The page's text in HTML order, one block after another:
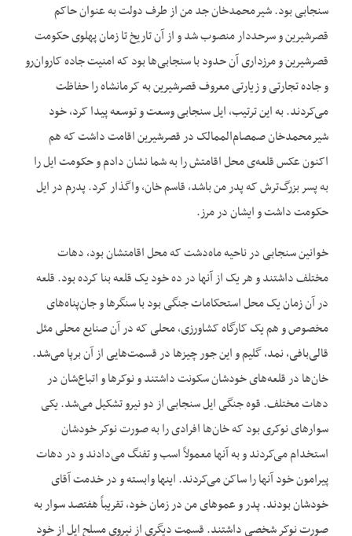
سنجابی بود. شیرمحمد‌خان جد من از طرف دولت به عنوان حاکم
قصرشیرین و سرحددار منصوب شد و از آن تاریخ تا زمان پهلوی حکومت
قصرشیرین و مرزداری آن حدود با سنجابی‌‌ها بود که امنیت جاده کاروان‌رو
و جاده تجارتی و زیارتی معروف قصرشیرین به کرمانشاه را حفاظت
می‌‌کردند. به این ترتیب، ایل سنجابی وسعت و توسعه پیدا کرد، خود
شیرمحمدخان صمصام‌‌الممالک در قصرشیرین اقامت داشت که هم
اکنون عکس قلعه‌‌ی محل اقامتش را به شما نشان دادم و حکومت ایل را
به پسر بزرگ‌‌ترش که پدر من باشد، قاسم خان، واگذار کرد. پدرم در ایل
حکومت داشت و ایشان در مرز.
خوانین سنجابی در ناحیه ماه‌‌دشت که محل اقامتشان بود، دهات
مختلف داشتند و هر یک از آنها در ده خود یک قلعه بنا کرده بود. قلعه
در آن زمان یک محل استحکامات جنگی بود با سنگرها و جان‌‌پناه‌‌های
مخصوص و هم یک کارگاه کشاورزی، محلی که در آن صنایع محلی مثل
قالی‌بافی، نمد، گلیم و این جور چیزها در قسمت‌‌هایی از آن برپا می‌‌شد.
خان‌‌ها در قلعه‌‌های خودشان سکونت داشتند و نوکرها و اتباع‌‌شان در
دهات مختلف. قوه جنگی ایل سنجابی از دو نیرو تشکیل می‌‌شد. یکی
سوارهای نوکری بود که خان‌‌ها افرادی را به صورت نوکر خودشان
استخدام می‌‌کردند و به آنها معمولاً اسب و تفنگ می‌‌دادند و در دهات
پیرامون خود آنها را ساکن می‌‌کردند. اینها وابسته و در خدمت آقای
خودشان بودند. پدر و عموهای من در زمان خود، تقریباً هفتصد سوار به
صورت نوکر شخصی داشتند. قسمت دیگری از نیروی مسلح ایل از خود